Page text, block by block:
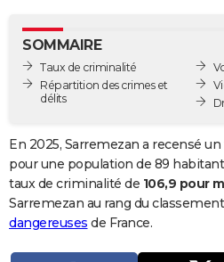
GUIDES D'ACHAT
BONS PLANS
Carte de Noël
Carte Bonne année
Carte Saint-Valentin
Carte Pâques
Carte d'anniversaire
DICTIONNAIRE
Dictionnaire
Biographies
Citations
Expressions
Proverbes
PROGRAMME TV
SOMMAIRE
Taux de criminalité
Répartition des crimes et
délits
En 2025, Sarremezan a recensé
pour une population de 89
taux de criminalité de 106,9 pour
Sarremezan au rang du
dangereuses de France.